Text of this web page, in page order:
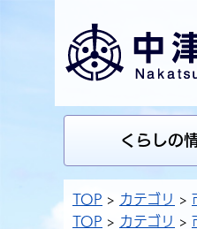
くらしの
TOP カテゴリ
TOP
カテゴリ